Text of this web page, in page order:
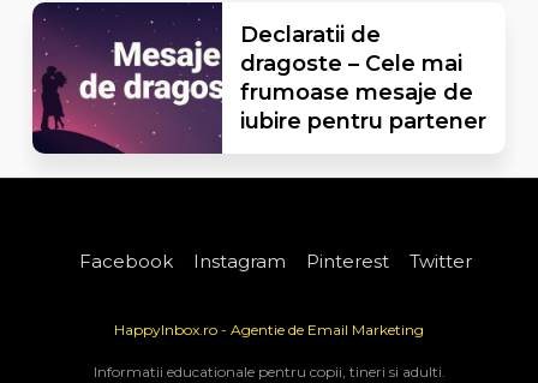
Declaratii de
dragoste – Cele mai
frumoase mesaje de
iubire pentru partener
Facebook Instagram Pinterest Twitter
HappyInbox.ro - Agentie de Email Marketing
Informatii educationale pentru copii, tineri si adulti.